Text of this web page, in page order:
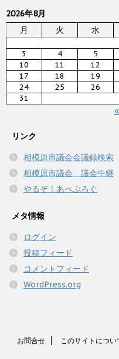
2026年8月
月
火 水
3
4 5
10
11 12
17
18 19
24
25 26
31
リンク
相模原市議会会議録検索
相模原市議会 議会中継
やるぞ！あべぶろぐ
メタ情報
ログイン
投稿フィード
コメントフィード
WordPress.org
お問合せ このサイトについ